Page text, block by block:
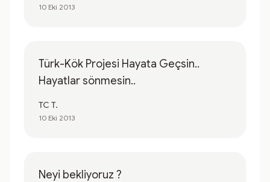
10 Eki 2013
Türk-Kök Projesi Hayata Geçsin..
Hayatlar sönmesin..
TC T.
10 Eki 2013
Neyi bekliyoruz ?